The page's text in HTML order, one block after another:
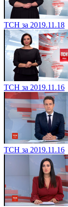
ТСН за 2019.11.18
ТСН за 2019.11.16
ТСН за 2019.11.16